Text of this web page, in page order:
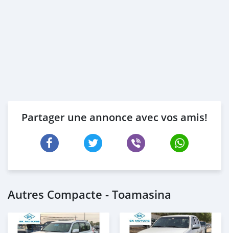
Partager une annonce avec vos amis!
Autres Compacte - Toamasina